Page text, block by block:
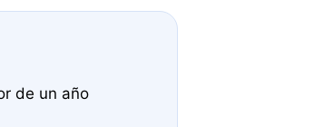
de un año